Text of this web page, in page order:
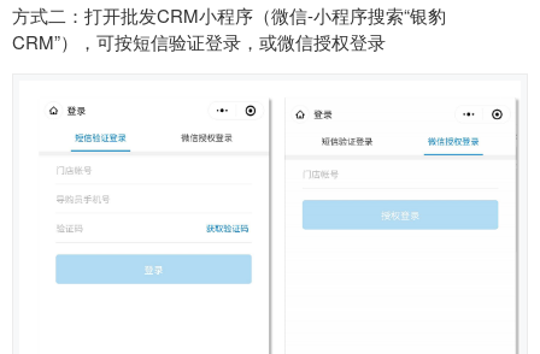
方式二：打开批发CRM小程序（微信-小程序搜索“银豹
CRM”），可按短信验证登录，或微信授权登录